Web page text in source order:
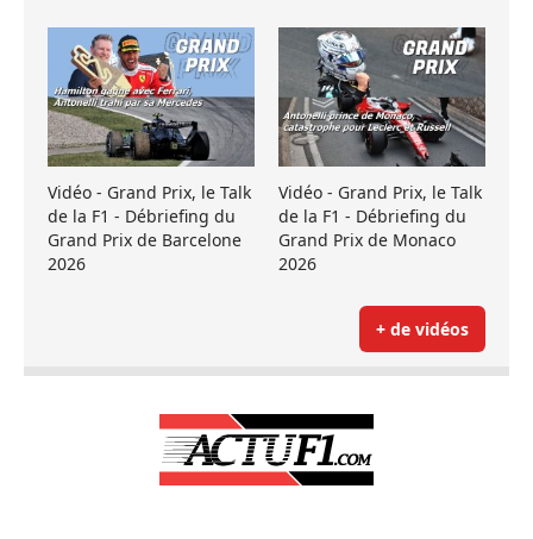
Vidéo - Grand Prix, le Talk
de la F1 - Débriefing du
Grand Prix de Barcelone
2026
Vidéo - Grand Prix, le Talk
de la F1 - Débriefing du
Grand Prix de Monaco
2026
+ de vidéos